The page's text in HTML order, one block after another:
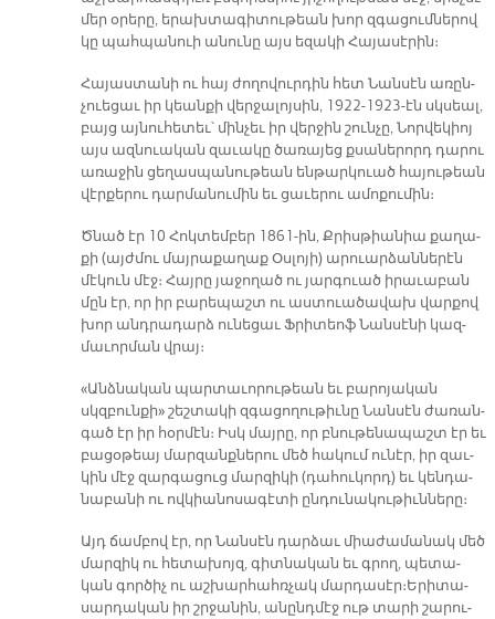
մեր օ­րե­րը, ե­րախ­տա­գի­տու­թեան խոր զգա­ցում­նե­րով
կը պահ­պա­նո­ւի ա­նու­նը այս ե­զա­կի ­Հա­յա­սէ­րին։
Հա­յաս­տա­նի ու հայ ժո­ղո­վուր­դին հետ ­Նան­սէն առըն­
չո­ւե­ցաւ իր կեան­քի վեր­ջա­լոյ­սին, 1922-1923-էն սկսեալ,
բայց այ­նու­հե­տեւ՝ մին­չեւ իր վեր­ջին շուն­չը, ­Նոր­վե­կիոյ
այս ազ­նո­ւա­կան զա­ւա­կը ծա­ռա­յեց քսա­նե­րորդ դա­րու
ա­ռա­ջին ցե­ղաս­պա­նու­թեան են­թար­կուած հա­յու­թեան
վէր­քե­րու դար­մա­նու­մին եւ ցա­ւե­րու ա­մո­քու­մին։
Ծ­­նած էր 10 ­Հոկ­տեմ­բեր 1861-ին, Ք­­րիս­թիա­նիա քա­ղա­
քի (այժ­մու մայ­րա­քա­ղաք Օս­լո­յի) ա­րո­ւար­ձան­նե­րէն
մէ­կուն մէջ։ ­Հայ­րը յա­ջո­ղած ու յար­գո­ւած ի­րա­ւա­բան
մըն էր, որ իր բա­րե­պաշտ ու աս­տո­ւա­ծա­վախ վար­քով
խոր անդ­րա­դարձ ու­նե­ցաւ Ֆ­­րի­տեոֆ ­Նան­սէ­նի կազ­
մա­ւոր­ման վրայ։
«Անձ­նա­կան պար­տա­ւո­րու­թեան եւ բա­րո­յա­կան
սկզբուն­քի» շեշ­տա­կի զգա­ցո­ղու­թիւ­նը ­Նան­սէն ժա­ռան­
գած էր իր հօր­մէն։ Իսկ մայ­րը, որ բնու­թե­նա­պաշտ էր եւ
բա­ցօ­թեայ մար­զանք­նե­րու մեծ հա­կում ու­նէր, իր զաւ­
կին մէջ զար­գա­ցուց մար­զի­կի (դա­հու­կորդ) եւ կեն­դա­
նա­բա­նի ու ով­կիա­նո­սա­գէ­տի ըն­դու­նա­կու­թիւն­նե­րը։
Այդ ճամ­բով էր, որ ­Նան­սէն դար­ձաւ միա­ժա­մա­նակ մեծ
մար­զիկ ու հե­տա­խոյզ, գիտ­նա­կան եւ գրող, պե­տա­
կան գոր­ծիչ ու աշ­խար­հահռ­չակ մար­դա­սէր։­ Ե­րի­տա­
սար­դա­կան իր շրջա­նին, ա­նընդ­մէջ ութ տա­րի շա­րու­